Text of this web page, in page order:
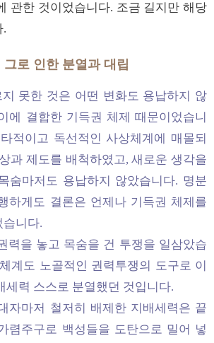
관한 것이었습니다. 조금 길지만 해당
.
로 인한 분열과 대립
못한 것은 어떤 변화도 용납하지 않
에 결합한 기득권 체제 때문이었습니
적이고 독선적인 사상체계에 매몰되
과 제도를 배척하였고, 새로운 생각을
숨마저도 용납하지 않았습니다. 명분
하게도 결론은 언제나 기득권 체제를
습니다.
력을 놓고 목숨을 건 투쟁을 일삼았습
계도 노골적인 권력투쟁의 도구로 이
세력 스스로 분열했던 것입니다.
자마저 철저히 배제한 지배세력은 끝
렴주구로 백성들을 도탄으로 밀어 넣